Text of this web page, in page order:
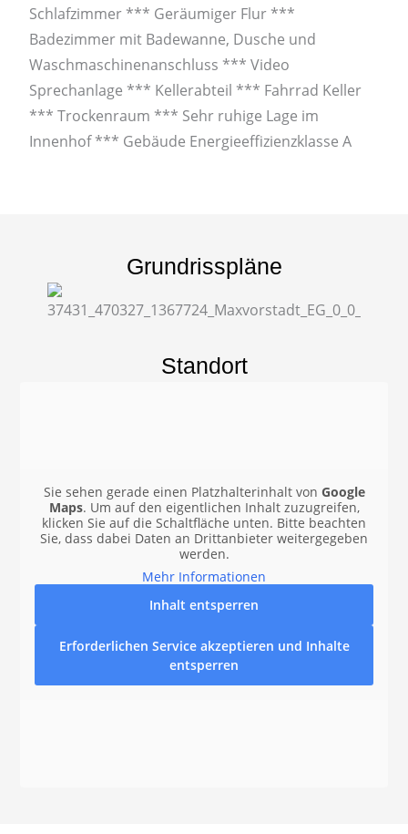
Schlafzimmer *** Geräumiger Flur ***
Badezimmer mit Badewanne, Dusche und
Waschmaschinenanschluss *** Video
Sprechanlage *** Kellerabteil *** Fahrrad Keller
*** Trockenraum *** Sehr ruhige Lage im
Innenhof *** Gebäude Energieeffizienzklasse A
Grundrisspläne
Standort
Sie sehen gerade einen Platzhalterinhalt von Google
Maps. Um auf den eigentlichen Inhalt zuzugreifen,
klicken Sie auf die Schaltfläche unten. Bitte beachten
Sie, dass dabei Daten an Drittanbieter weitergegeben
werden.
Mehr Informationen
Inhalt entsperren
Erforderlichen Service akzeptieren und Inhalte
entsperren